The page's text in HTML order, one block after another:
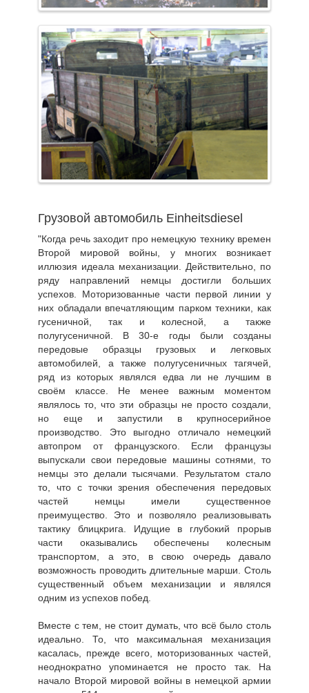
Грузовой автомобиль Einheitsdiesel
"Когда речь заходит про немецкую технику времен
Второй мировой войны, у многих возникает
иллюзия идеала механизации. Действительно, по
ряду направлений немцы достигли больших
успехов. Моторизованные части первой линии у
них обладали впечатляющим парком техники, как
гусеничной, так и колесной, а также
полугусеничной. В 30-е годы были созданы
передовые образцы грузовых и легковых
автомобилей, а также полугусеничных тагячей,
ряд из которых являлся едва ли не лучшим в
своём классе. Не менее важным моментом
являлось то, что эти образцы не просто создали,
но еще и запустили в крупносерийное
производство. Это выгодно отличало немецкий
автопром от французского. Если французы
выпускали свои передовые машины сотнями, то
немцы это делали тысячами. Результатом стало
то, что с точки зрения обеспечения передовых
частей немцы имели существенное
преимущество. Это и позволяло реализовывать
тактику блицкрига. Идущие в глубокий прорыв
части оказывались обеспечены колесным
транспортом, а это, в свою очередь давало
возможность проводить длительные марши. Столь
существенный объем механизации и являлся
одним из успехов побед.
Вместе с тем, не стоит думать, что всё было столь
идеально. То, что максимальная механизация
касалась, прежде всего, моторизованных частей,
неоднократно упоминается не просто так. На
начало Второй мировой войны в немецкой армии